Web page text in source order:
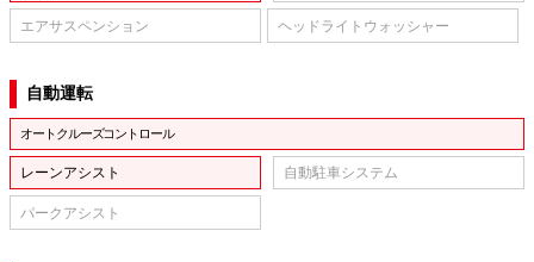
エアサスペンション ヘッドライトウォッシャー
自動運転
オートクルーズコントロール
レーンアシスト 自動駐車システム
パークアシスト